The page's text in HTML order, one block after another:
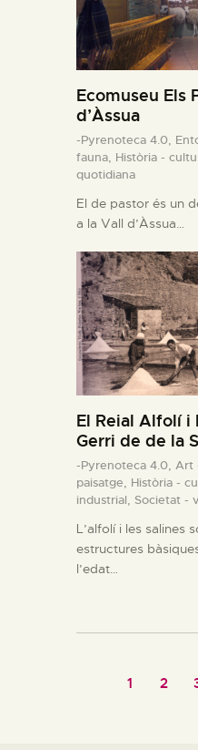
Ecomuseu Els
d’Àssua
-Pyrenoteca 4.0,
fauna, Història -
quotidiana
El de pastor és un
a la Vall d’Àssua…
El Reial Alfolí i
Gerri de de la
-Pyrenoteca 4.0, Art
paisatge, Història -
industrial, Societat -
L’alfolí i les salines
estructures
l’edat…
1 2